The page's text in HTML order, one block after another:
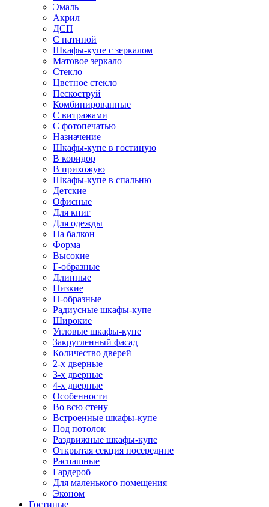
Эмаль
Акрил
ДСП
С патиной
Шкафы-купе с зеркалом
Матовое зеркало
Стекло
Цветное стекло
Пескоструй
Комбинированные
С витражами
С фотопечатью
Назначение
Шкафы-купе в гостиную
В коридор
В прихожую
Шкафы-купе в спальню
Детские
Офисные
Для книг
Для одежды
На балкон
Форма
Высокие
Г-образные
Длинные
Низкие
П-образные
Радиусные шкафы-купе
Широкие
Угловые шкафы-купе
Закругленный фасад
Количество дверей
2-х дверные
3-х дверные
4-х дверные
Особенности
Во всю стену
Встроенные шкафы-купе
Под потолок
Раздвижные шкафы-купе
Открытая секция посередине
Распашные
Гардероб
Для маленького помещения
Эконом
Гостиные